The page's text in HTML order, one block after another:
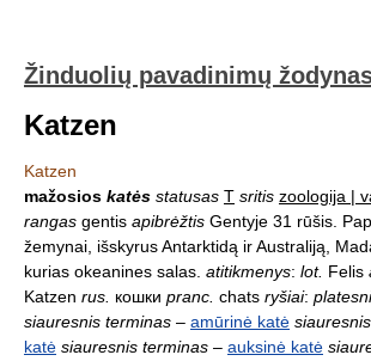
Žinduolių pavadinimų
Katzen
Katzen
mažosios katės statusas T sritis zoologija |
rangas gentis apibrėžtis Gentyje 31 rūšis.
žemynai, išskyrus Antarktidą ir Australiją,
kurias okeanines salas. atitikmenys: lot. Felis
Katzen rus. кошки pranc. chats ryšiai:
siauresnis terminas – amūrinė katė
katė siauresnis terminas – auksinė katė